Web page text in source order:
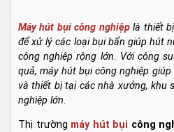
Máy hút bụi công nghiệplà thiết bị
để xử lý các loại bụi bẩn giúp hút
công nghiệp rộng lớn. Với công
quả, máy hút bụi công nghiệp
và thiết bị tại các nhà xưởng, khu
nghiệp lớn.
Thị trường máy hút bụi công